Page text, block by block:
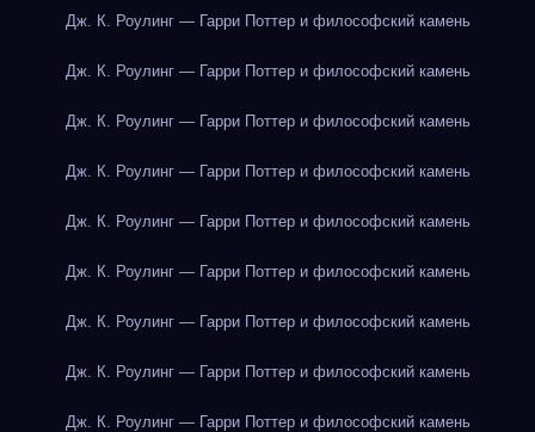
Дж. К. Роулинг — Гарри Поттер и философский камень
Дж. К. Роулинг — Гарри Поттер и философский камень
Дж. К. Роулинг — Гарри Поттер и философский камень
Дж. К. Роулинг — Гарри Поттер и философский камень
Дж. К. Роулинг — Гарри Поттер и философский камень
Дж. К. Роулинг — Гарри Поттер и философский камень
Дж. К. Роулинг — Гарри Поттер и философский камень
Дж. К. Роулинг — Гарри Поттер и философский камень
Дж. К. Роулинг — Гарри Поттер и философский камень